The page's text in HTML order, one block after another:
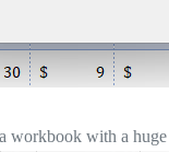
workbook with a